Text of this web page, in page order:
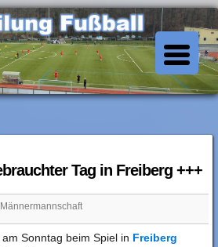
Fussball
Tag in Freiberg +++
Sonntag beim Spiel in Freiberg